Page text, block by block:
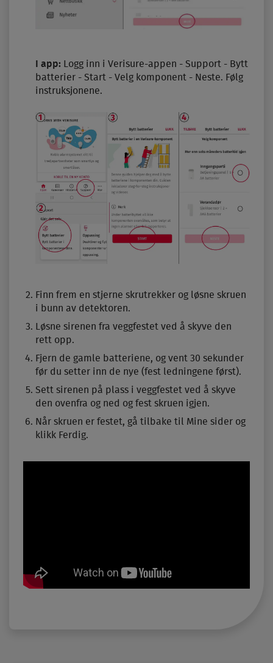
I app: Logg inn i Verisure-appen - Support - Bytt
batterier - Start - Velg komponent - Neste. Følg
instruksjonene.
Finn frem en stjerne skrutrekker og løsne skruen
i bunn av detektoren.
Løsne sirenen fra veggfestet ved å skyve den
rett opp.
Fjern de gamle batteriene, og vent 30 sekunder
før du setter inn de nye (fest ledningene først).
Sett sirenen på plass i veggfestet ved å skyve
den ovenfra og ned og fest skruen igjen.
Når skruen er festet, gå tilbake til Mine sider og
klikk Ferdig.